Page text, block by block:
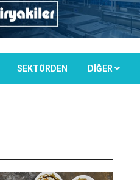
SEKTÖRDEN DIĞER